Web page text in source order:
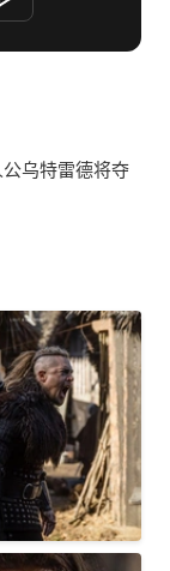
乌特雷德将夺